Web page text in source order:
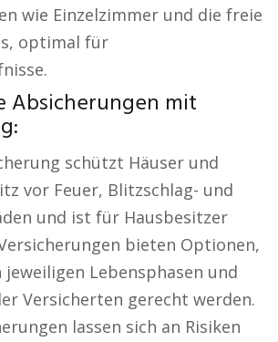
wie Einzelzimmer und die freie
optimal für
Absicherungen mit
schützt Häuser und
vor Feuer, Blitzschlag- und
und ist für Hausbesitzer
bieten Optionen,
Lebensphasen und
Versicherten gerecht werden.
lassen sich an Risiken